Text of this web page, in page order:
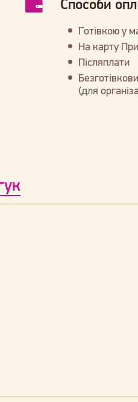
Способи
Готівкою у
На карту
Післяплати
(для